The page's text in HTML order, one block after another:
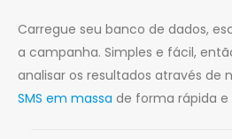
Carregue seu banco de dados,
a campanha. Simples e fácil,
analisar os resultados através de
SMS em massa de forma rápida